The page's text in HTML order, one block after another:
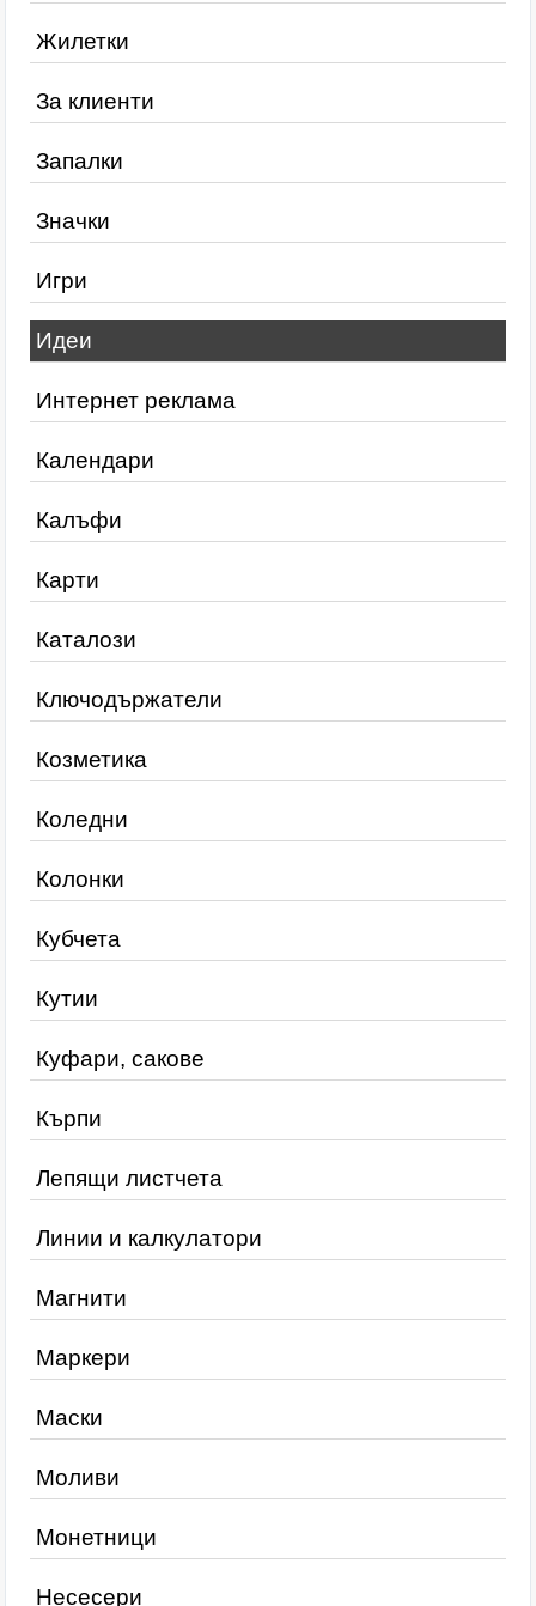
Жилетки
За клиенти
Запалки
Значки
Игри
Идеи
Интернет реклама
Календари
Калъфи
Карти
Каталози
Ключодържатели
Козметика
Коледни
Колонки
Кубчета
Кутии
Куфари, сакове
Кърпи
Лепящи листчета
Линии и калкулатори
Магнити
Маркери
Маски
Моливи
Монетници
Несесери